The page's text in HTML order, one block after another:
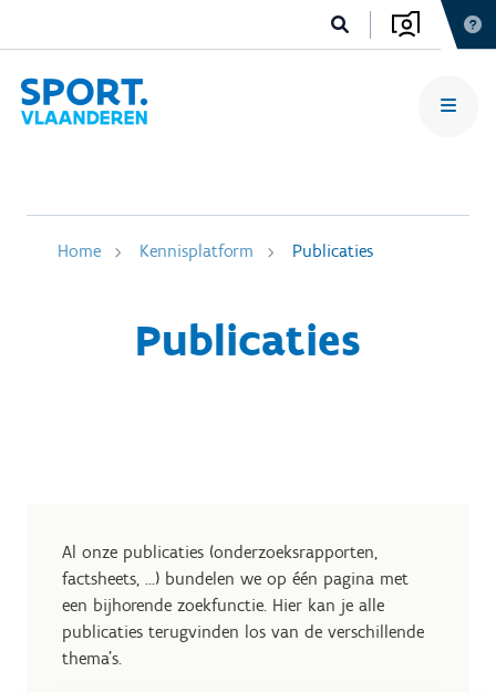
Home Kennisplatform Publicaties
Publicaties
Al onze publicaties (onderzoeksrapporten,
factsheets, …) bundelen we op één pagina met
een bijhorende zoekfunctie. Hier kan je alle
publicaties terugvinden los van de verschillende
thema's.